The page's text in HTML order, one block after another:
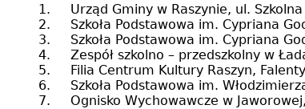
Urząd Gminy w Raszynie, ul.
Szkoła Podstawowa im. Cypriana
Szkoła Podstawowa im. Cypriana
Zespół szkolno – przedszkolny w
Filia Centrum Kultury Raszyn,
Szkoła Podstawowa im.
Ognisko Wychowawcze w